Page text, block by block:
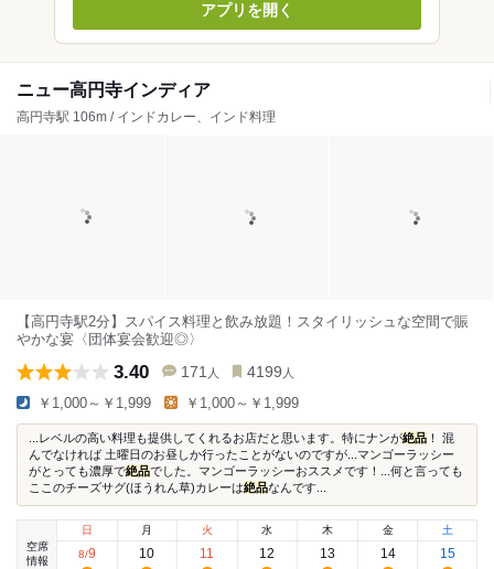
アプリを開く
ニュー高円寺インディア
高円寺駅 106m / インドカレー、インド料理
【高円寺駅2分】スパイス料理と飲み放題！スタイリッシュな空間で賑
やかな宴〈団体宴会歓迎◎〉
3.40 171 人 4199 人
￥1,000～￥1,999 ￥1,000～￥1,999
...レベルの高い料理も提供してくれるお店だと思います。特にナンが絶品 ！ 混
んでなければ 土曜日のお昼しか行ったことがないのですが...マンゴーラッシー
がとっても濃厚で絶品でした。マンゴーラッシーおススメです！...何と言っても
ここのチーズサグ(ほうれん草)カレーは絶品なんです...
空席
情報
日
8/9
月
10
火
11
水
12
木
13
金
14
土
15